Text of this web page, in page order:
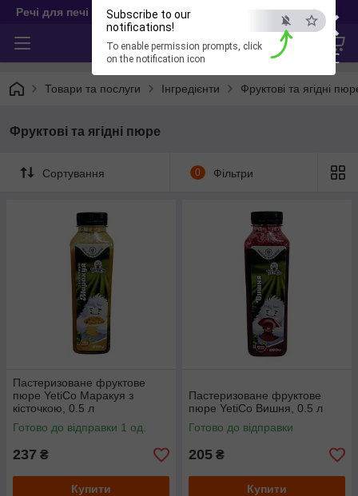
×
ESC
Subscribe to our
notifications!
To enable permission prompts, click
on the notification icon
Речі для печі
Товари та послуги Інгредієнти Фруктові та ягідні
Фруктові та ягідні пюре
Сортування 0 Фільтри
Пастеризоване фруктове
пюре YetiCo Маракуя з
кісточкою, 0.5 л
Готово до відправки 1 од.
237 ₴
Купити
Пастеризоване фруктове
пюре YetiCo Вишня, 0.5 л
Готово до відправки
205 ₴
Купити